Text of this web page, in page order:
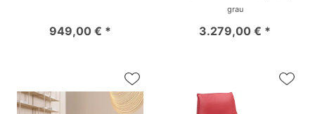
949,00 € *
grau
3.279,00 € *